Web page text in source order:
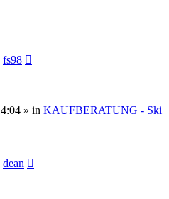
fs98
» in KAUFBERATUNG - Ski
dean